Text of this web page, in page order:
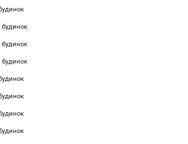
будинок
будинок
будинок